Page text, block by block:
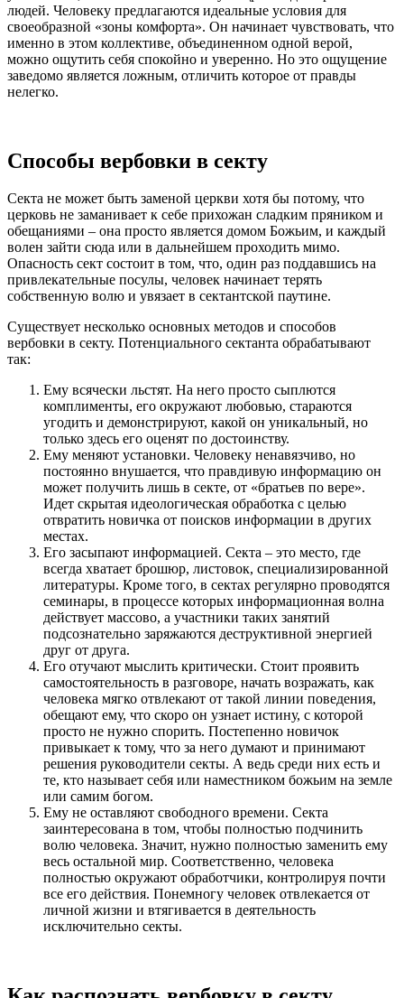
людей. Человеку предлагаются идеальные условия для
своеобразной «зоны комфорта». Он начинает чувствовать, что
именно в этом коллективе, объединенном одной верой,
можно ощутить себя спокойно и уверенно. Но это ощущение
заведомо является ложным, отличить которое от правды
нелегко.
Способы вербовки в секту
Секта не может быть заменой церкви хотя бы потому, что
церковь не заманивает к себе прихожан сладким пряником и
обещаниями – она просто является домом Божьим, и каждый
волен зайти сюда или в дальнейшем проходить мимо.
Опасность сект состоит в том, что, один раз поддавшись на
привлекательные посулы, человек начинает терять
собственную волю и увязает в сектантской паутине.
Существует несколько основных методов и способов
вербовки в секту. Потенциального сектанта обрабатывают
так:
Ему всячески льстят. На него просто сыплются
комплименты, его окружают любовью, стараются
угодить и демонстрируют, какой он уникальный, но
только здесь его оценят по достоинству.
Ему меняют установки. Человеку ненавязчиво, но
постоянно внушается, что правдивую информацию он
может получить лишь в секте, от «братьев по вере».
Идет скрытая идеологическая обработка с целью
отвратить новичка от поисков информации в других
местах.
Его засыпают информацией. Секта – это место, где
всегда хватает брошюр, листовок, специализированной
литературы. Кроме того, в сектах регулярно проводятся
семинары, в процессе которых информационная волна
действует массово, а участники таких занятий
подсознательно заряжаются деструктивной энергией
друг от друга.
Его отучают мыслить критически. Стоит проявить
самостоятельность в разговоре, начать возражать, как
человека мягко отвлекают от такой линии поведения,
обещают ему, что скоро он узнает истину, с которой
просто не нужно спорить. Постепенно новичок
привыкает к тому, что за него думают и принимают
решения руководители секты. А ведь среди них есть и
те, кто называет себя или наместником божьим на земле
или самим богом.
Ему не оставляют свободного времени. Секта
заинтересована в том, чтобы полностью подчинить
волю человека. Значит, нужно полностью заменить ему
весь остальной мир. Соответственно, человека
полностью окружают обработчики, контролируя почти
все его действия. Понемногу человек отвлекается от
личной жизни и втягивается в деятельность
исключительно секты.